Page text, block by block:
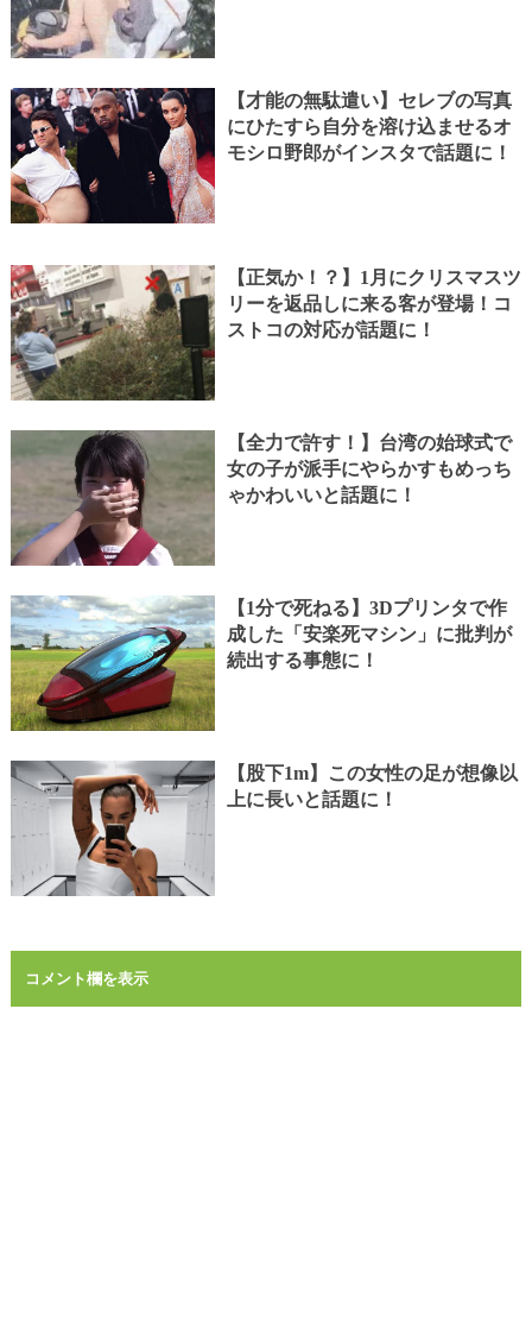
【才能の無駄遣い】セレブの写真
にひたすら自分を溶け込ませるオ
モシロ野郎がインスタで話題に！
【正気か！？】1月にクリスマスツ
リーを返品しに来る客が登場！コ
ストコの対応が話題に！
【全力で許す！】台湾の始球式で
女の子が派手にやらかすもめっち
ゃかわいいと話題に！
【1分で死ねる】3Dプリンタで作
成した「安楽死マシン」に批判が
続出する事態に！
【股下1m】この女性の足が想像以
上に長いと話題に！
コメント欄を表示